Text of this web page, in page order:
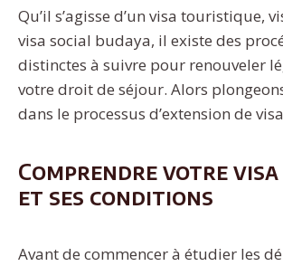
Qu’il s’agisse d’un visa touristique,
visa social budaya, il existe des
distinctes à suivre pour renouveler
votre droit de séjour. Alors
dans le processus d’extension de
Comprendre votre
et ses conditions
Avant de commencer à étudier les